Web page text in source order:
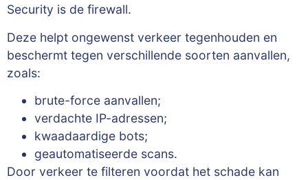
Security is de firewall.
Deze helpt ongewenst verkeer tegenhouden en
beschermt tegen verschillende soorten aanvallen,
zoals:
brute-force aanvallen;
verdachte IP-adressen;
kwaadaardige bots;
geautomatiseerde scans.
Door verkeer te filteren voordat het schade kan